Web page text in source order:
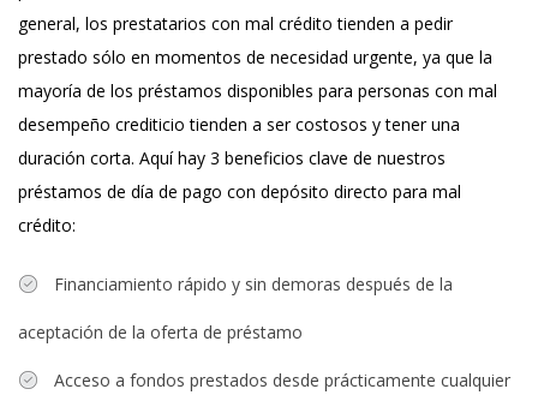
general, los prestatarios con mal crédito tienden a pedir
prestado sólo en momentos de necesidad urgente, ya que la
mayoría de los préstamos disponibles para personas con mal
desempeño crediticio tienden a ser costosos y tener una
duración corta. Aquí hay 3 beneficios clave de nuestros
préstamos de día de pago con depósito directo para mal
crédito:
Financiamiento rápido y sin demoras después de la
aceptación de la oferta de préstamo
Acceso a fondos prestados desde prácticamente cualquier